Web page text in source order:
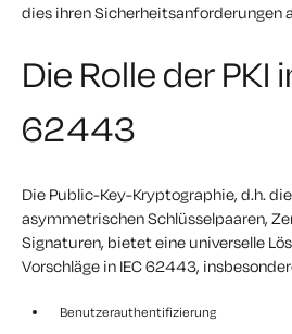
dies ihren Sicherheitsanforderungen
Die Rolle der PKI
62443
Die Public-Key-Kryptographie, d.h.
asymmetrischen Schlüsselpaaren,
Signaturen, bietet eine universelle
Vorschläge in IEC 62443,
Benutzerauthentifizierung